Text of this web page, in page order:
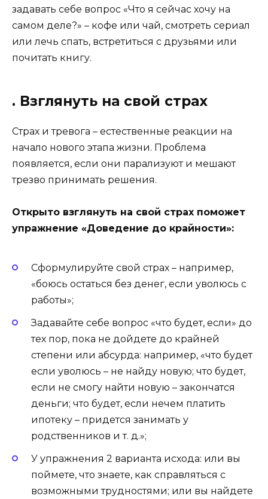
задавать себе вопрос «Что я сейчас хочу на
самом деле?» – кофе или чай, смотреть сериал
или лечь спать, встретиться с друзьями или
почитать книгу.
. Взглянуть на свой страх
Страх и тревога – естественные реакции на
начало нового этапа жизни. Проблема
появляется, если они парализуют и мешают
трезво принимать решения.
Открыто взглянуть на свой страх поможет
упражнение «Доведение до крайности»:
Сформулируйте свой страх – например,
«боюсь остаться без денег, если уволюсь с
работы»;
Задавайте себе вопрос «что будет, если» до
тех пор, пока не дойдете до крайней
степени или абсурда: например, «что будет
если уволюсь – не найду новую; что будет,
если не смогу найти новую – закончатся
деньги; что будет, если нечем платить
ипотеку – придется занимать у
родственников и т. д.»;
У упражнения 2 варианта исхода: или вы
поймете, что знаете, как справляться с
возможными трудностями; или вы найдете